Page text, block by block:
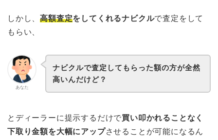
しかし、高額査定をしてくれるナビクルで査定をして
もらい、
あなた
ナビクルで査定してもらった額の方が全然
高いんだけど？
とディーラーに提示するだけで買い叩かれることなく
下取り金額を大幅にアップさせることが可能になるん